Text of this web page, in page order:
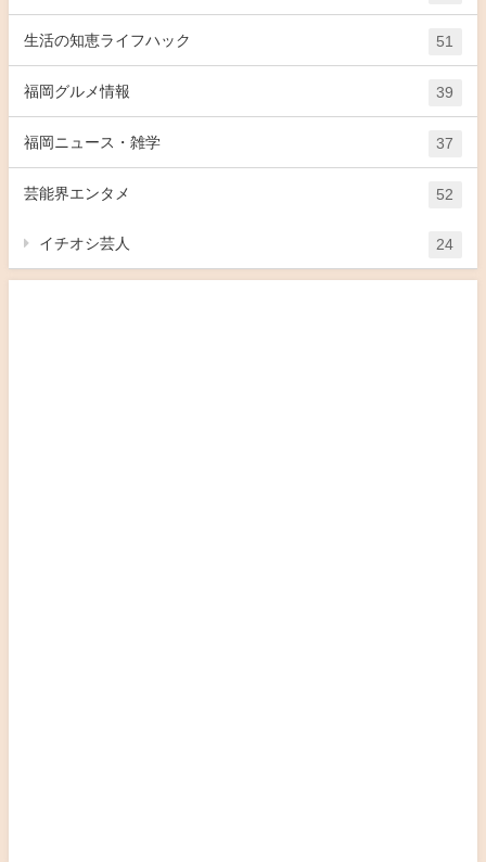
生活の知恵ライフハック 51
福岡グルメ情報 39
福岡ニュース・雑学 37
芸能界エンタメ 52
イチオシ芸人 24